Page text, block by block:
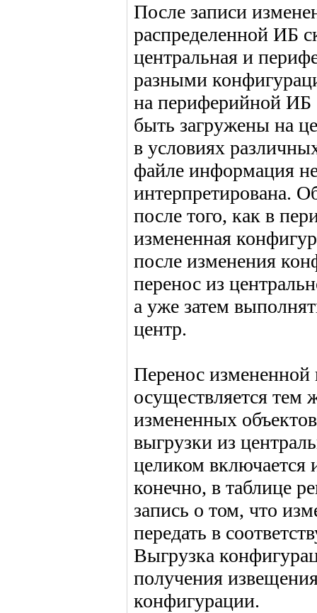
После записи
распределенной ИБ
центральная и
разными
на периферийной ИБ
быть загружены на
в условиях
файле информация
интерпретирована.
после того, как в
измененная
после изменения
перенос из
а уже затем
центр.
Перенос
осуществляется тем
измененных
выгрузки из
целиком включается
конечно, в таблице
запись о том, что
передать в
Выгрузка
получения
конфигурации.